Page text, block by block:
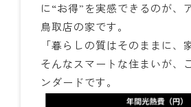
に“お得”を実感できるのが、
鳥取店の家です。
「暮らしの質はそのままに、
そんなスマートな住まいが、
ンダードです。